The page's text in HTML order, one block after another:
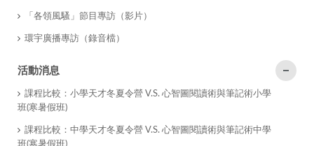
「各領風騷」節目專訪（影片）
環宇廣播專訪（錄音檔）
活動消息
課程比較：小學天才冬夏令營 V.S. 心智圖閱讀術與筆記術小學
班(寒暑假班)
課程比較：中學天才冬夏令營 V.S. 心智圖閱讀術與筆記術中學
班(寒暑假班)